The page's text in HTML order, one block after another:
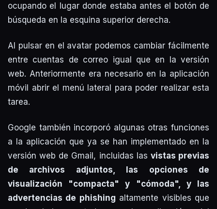
ocupando el lugar donde estaba antes el botón de
búsqueda en la esquina superior derecha.
Al pulsar en el avatar podemos cambiar fácilmente
entre cuentas de correo igual que en la versión
web. Anteriormente era necesario en la aplicación
móvil abrir el menú lateral para poder realizar esta
tarea.
Google también incorporó algunas otras funciones
a la aplicación que ya se han implementado en la
versión web de Gmail, incluidas las vistas previas
de archivos adjuntos, las opciones de
visualización "compacta" y "cómoda", y las
advertencias de phishing altamente visibles que